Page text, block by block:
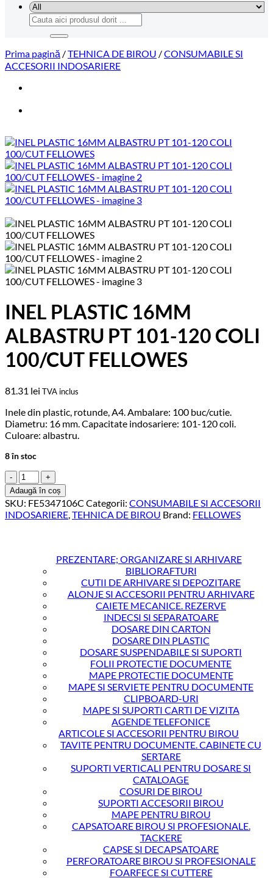
Caută
după:
Prima pagină /TEHNICA DE BIROU /CONSUMABILE SI
ACCESORII INDOSARIERE
INEL PLASTIC 16MM
ALBASTRU PT 101-120 COLI
100/CUT FELLOWES
81.31 lei TVA inclus
Inele din plastic, rotunde, A4. Ambalare: 100 buc/cutie.
Diametru: 16 mm. Capacitate indosariere: 101-120 coli.
Culoare: albastru.
8 în stoc
Cantitate
INEL
PLASTIC
16MM
ALBASTRU
100/CUT
FELLOWES
Adaugă în coș
SKU: FE5347106C Categorii: CONSUMABILE SI ACCESORII
INDOSARIERE,TEHNICA DE BIROU Brand: FELLOWES
PREZENTARE; ORGANIZARE SI ARHIVARE
BIBLIORAFTURI
CUTII DE ARHIVARE SI DEPOZITARE
ALONJE SI ACCESORII PENTRU ARHIVARE
CAIETE MECANICE. REZERVE
INDECSI SI SEPARATOARE
DOSARE DIN CARTON
DOSARE DIN PLASTIC
DOSARE SUSPENDABILE SI SUPORTI
FOLII PROTECTIE DOCUMENTE
MAPE PROTECTIE DOCUMENTE
MAPE SI SERVIETE PENTRU DOCUMENTE
CLIPBOARD-URI
MAPE SI SUPORTI CARTI DE VIZITA
AGENDE TELEFONICE
ARTICOLE SI ACCESORII PENTRU BIROU
TAVITE PENTRU DOCUMENTE. CABINETE CU
SERTARE
SUPORTI VERTICALI PENTRU DOSARE SI
CATALOAGE
COSURI DE BIROU
SUPORTI ACCESORII BIROU
MAPE PENTRU BIROU
CAPSATOARE BIROU SI PROFESIONALE.
TACKERE
CAPSE SI DECAPSATOARE
PERFORATOARE BIROU SI PROFESIONALE
FOARFECE SI CUTTERE